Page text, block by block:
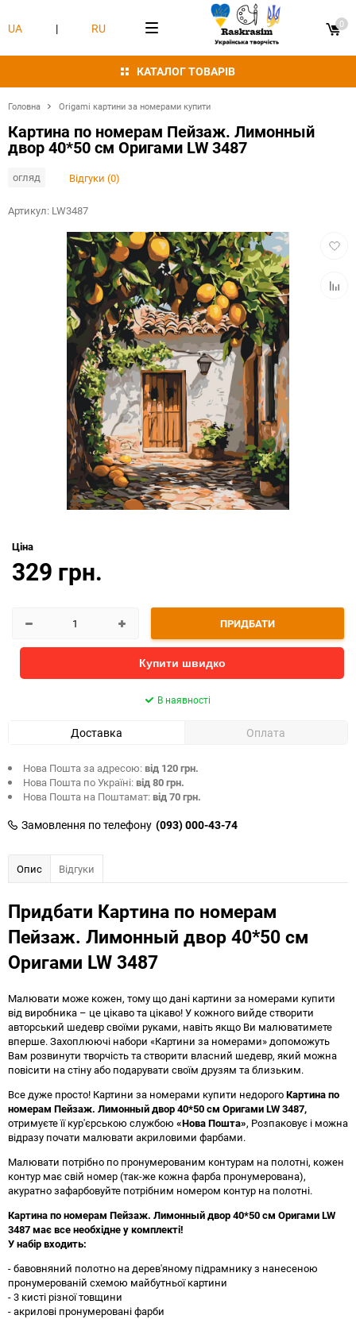
КАТАЛОГ ТОВАРІВ
UA | RU 0
Головна Origami картини за номерами купити
Картина по номерам Пейзаж. Лимонный
двор 40*50 см Оригами LW 3487
огляд Відгуки (0)
Артикул: LW3487
Ціна
329 грн.
ПРИДБАТИ
Купити швидко
В наявності
Доставка Оплата
Нова Пошта за адресою:від 120 грн.
Нова Пошта по Україні:від 80 грн.
Нова Пошта на Поштамат:від 70 грн.
Замовлення по телефону (093) 000-43-74
Опис Відгуки
Придбати Картина по номерам
Пейзаж. Лимонный двор 40*50 см
Оригами LW 3487
Малювати може кожен, тому що дані картини за номерами купити
від виробника – це цікаво та цікаво! У кожного вийде створити
авторський шедевр своїми руками, навіть якщо Ви малюватимете
вперше. Захоплюючі набори «Картини за номерами» допоможуть
Вам розвинути творчість та створити власний шедевр, який можна
повісити на стіну або подарувати своїм друзям та близьким.
Все дуже просто! Картини за номерами купити недорогоКартина по
номерам Пейзаж. Лимонный двор 40*50 см Оригами LW 3487,
отримуєте її кур'єрською службою «Нова Пошта», Розпаковує і можна
відразу почати малювати акриловими фарбами.
Малювати потрібно по пронумерованим контурам на полотні, кожен
контур має свій номер (так-же кожна фарба пронумерована),
акуратно зафарбовуйте потрібним номером контур на полотні.
Картина по номерам Пейзаж. Лимонный двор 40*50 см Оригами LW
3487 має все необхідне у комплекті!
У набір входить:
- бавовняний полотно на дерев'яному підрамнику з нанесеною
пронумерованій схемою майбутньої картини
- 3 кисті різної товщини
- акрилові пронумеровані фарби